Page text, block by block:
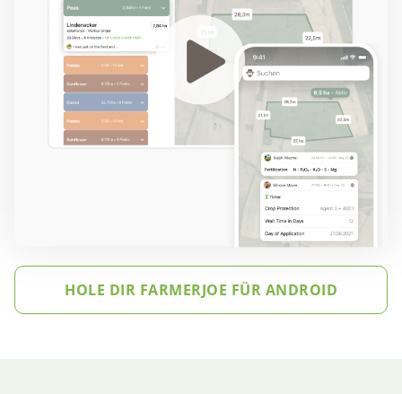
HOLE DIR FARMERJOE FÜR ANDROID